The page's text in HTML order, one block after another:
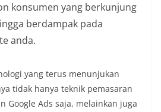
konsumen yang berkunjung
berdampak pada
anda.
yang terus menunjukan
tidak hanya teknik pemasaran
Google Ads saja, melainkan juga